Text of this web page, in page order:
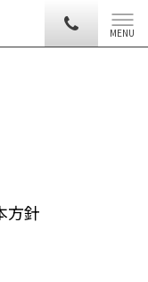
MENU
方針